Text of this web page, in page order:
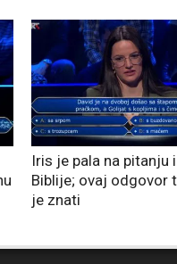
Iris je pala na pitanju
Biblije; ovaj odgovor
je znati